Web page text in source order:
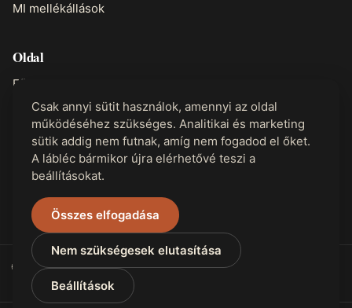
MI mellékállások
Oldal
Főoldal
Rólam
Kapcsolat
Jogi
Adatvédelem
🌐 Elérhető 31 nyelven
Csak annyi sütit használok, amennyi az oldal
működéséhez szükséges. Analitikai és marketing
sütik addig nem futnak, amíg nem fogadod el őket.
A lábléc bármikor újra elérhetővé teszi a
beállításokat.
Összes elfogadása
Nem szükségesek elutasítása
Beállítások